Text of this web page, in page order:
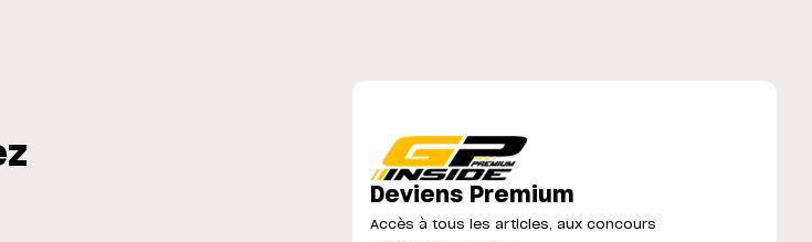
Deviens Premium
Accès à tous les articles, aux concours